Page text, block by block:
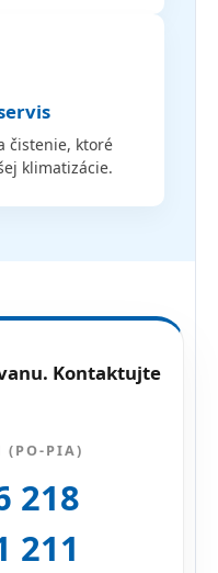
čistenie, ktoré
klimatizácie.
Kontaktujte
(PO-PIA)
218
211